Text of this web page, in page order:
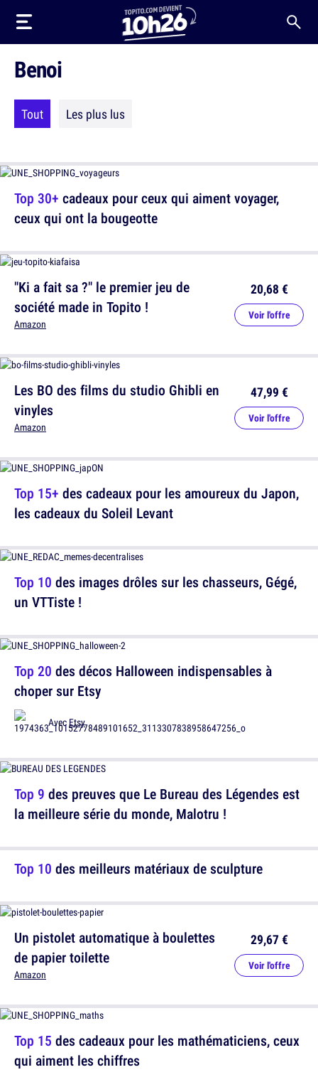
Benoi
Tout Les plus lus
Top 30+ cadeaux pour ceux qui aiment voyager,
ceux qui ont la bougeotte
Les BO des films du studio Ghibli en
vinyles
Amazon
47,99 €
Voir l'offre
Top 10 des images drôles sur les chasseurs, Gégé,
un VTTiste !
Top 9 des preuves que Le Bureau des Légendes est
la meilleure série du monde, Malotru !
Un pistolet automatique à boulettes
de papier toilette
Amazon
29,67 €
Voir l'offre
"Ki a fait sa ?" le premier jeu de
société made in Topito !
Amazon
20,68 €
Voir l'offre
Top 15+ des cadeaux pour les amoureux du Japon,
les cadeaux du Soleil Levant
Top 20 des décos Halloween indispensables à
choper sur Etsy
AvecEtsy
Top 10 des meilleurs matériaux de sculpture
Top 15 des cadeaux pour les mathématiciens, ceux
qui aiment les chiffres